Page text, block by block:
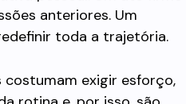
anteriores. Um
toda a trajetória.
costumam exigir esforço,